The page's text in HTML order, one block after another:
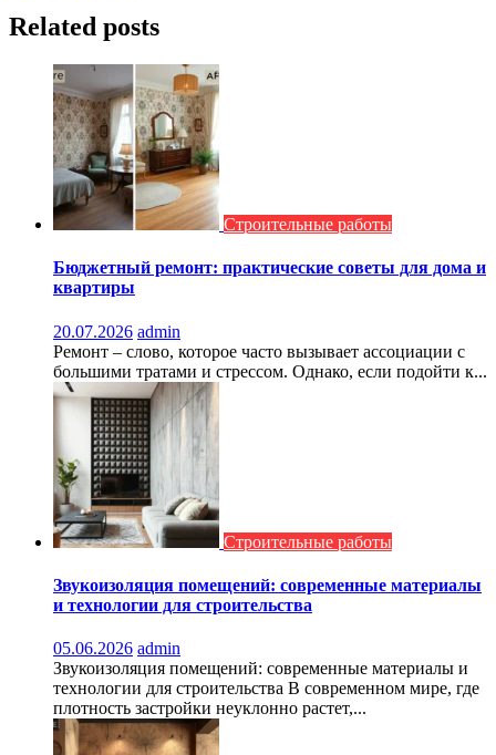
Related posts
Строительные работы
Бюджетный ремонт: практические советы для дома и
квартиры
20.07.2026 admin
Ремонт – слово, которое часто вызывает ассоциации с
большими тратами и стрессом. Однако, если подойти к...
Строительные работы
Звукоизоляция помещений: современные материалы
и технологии для строительства
05.06.2026 admin
Звукоизоляция помещений: современные материалы и
технологии для строительства В современном мире, где
плотность застройки неуклонно растет,...